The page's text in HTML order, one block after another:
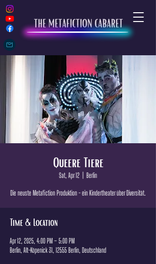
Queere Tiere
Sat, Apr 12 Berlin
Die neuste Metafiction Produktion - ein Kindertheater über Diversität.
Time & Location
Apr 12, 2025, 4:00 PM – 5:00 PM
Berlin, Alt-Köpenick 31, 12555 Berlin, Deutschland